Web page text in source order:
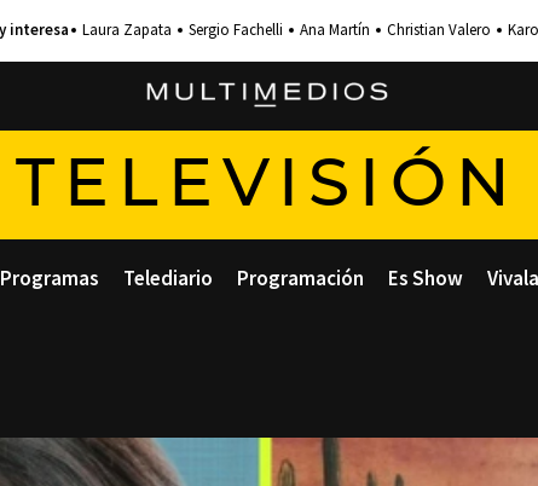
Laura Zapata Sergio Fachelli Ana Martín Christian Valero
TELEVISIÓN
Programas Telediario Programación Es Show